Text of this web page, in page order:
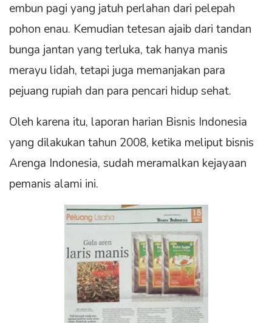
embun pagi yang jatuh perlahan dari pelepah
pohon enau. Kemudian tetesan ajaib dari tandan
bunga jantan yang terluka, tak hanya manis
merayu lidah, tetapi juga memanjakan para
pejuang rupiah dan para pencari hidup sehat.
Oleh karena itu, laporan harian Bisnis Indonesia
yang dilakukan tahun 2008, ketika meliput bisnis
Arenga Indonesia, sudah meramalkan kejayaan
pemanis alami ini.